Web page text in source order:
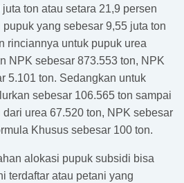
ton atau setara 21,9 persen
yang sebesar 9,55 juta ton
rinciannya untuk pupuk urea
NPK sebesar 873.553 ton, NPK
5.101 ton. Sedangkan untuk
sebesar 106.565 ton sampai
urea 67.520 ton, NPK sebesar
Khusus sebesar 100 ton.
alokasi pupuk subsidi bisa
terdaftar atau petani yang